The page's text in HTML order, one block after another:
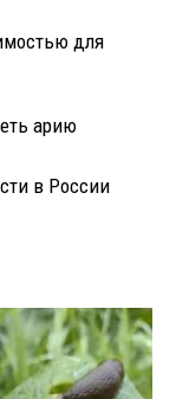
для
арию
в России